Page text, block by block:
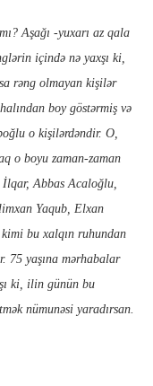
Aşağı -yuxarı az qala
içində nə yaxşı ki,
rəng olmayan kişilər
boy göstərmiş və
o kişilərdəndir. O,
o boyu zaman-zaman
İlqar, Abbas Acaloğlu,
Yaqub, Elxan
bu xalqın ruhundan
75 yaşına mərhabalar
ki, ilin günün bu
nümunəsi yaradırsan.